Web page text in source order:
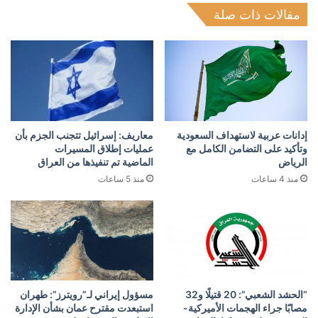
مقالات ذات صلة
إدانات عربية لاستهداف السعودية
وتأكيد على التضامن الكامل مع
الرياض
منذ 4 ساعات
معاريف: إسرائيل تتجنب الجزم بأن
عمليات إطلاق المسيرات
الماضية تم تنفيذها من العراق
منذ 5 ساعات
“الحشد الشعبي”: 20 قتيلًا و32
مصابًا جراء الهجمات الأميركية-
مسؤول إيراني لـ”رويترز”: طهران
استبعدت مقترح عمان بشأن الإدارة